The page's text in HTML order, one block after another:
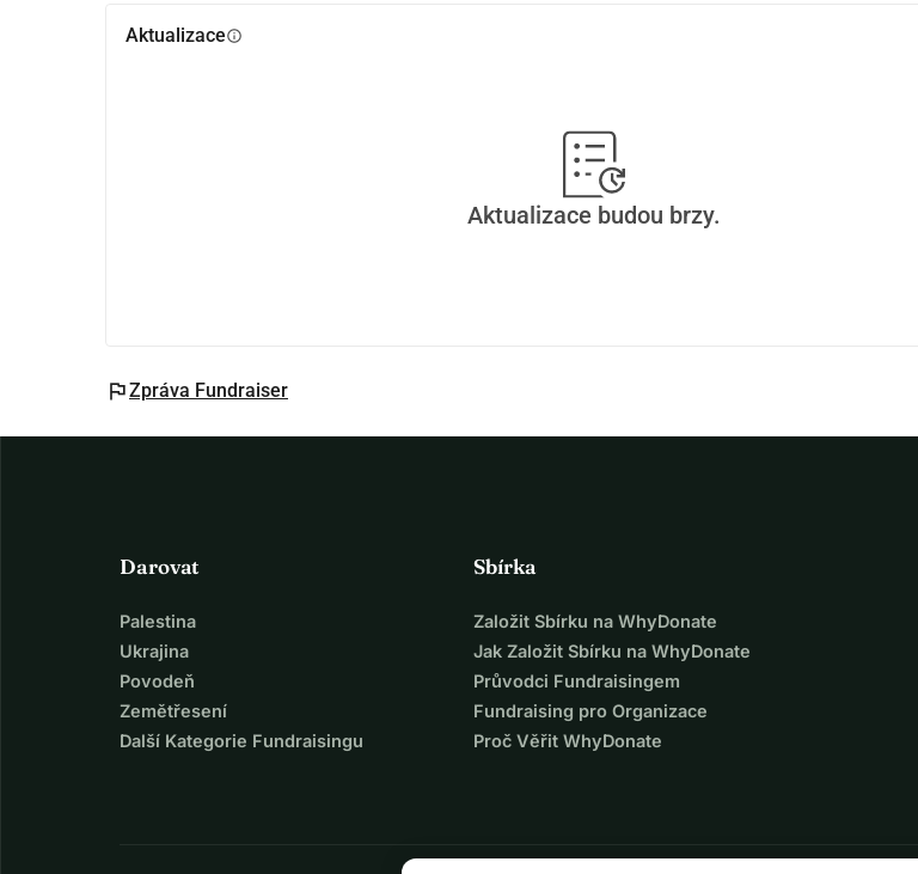
Aktualizaceinfo
Aktualizace budou brzy.
flagZpráva Fundraiser
Darovat
Palestina
Ukrajina
Povodeň
Zemětřesení
Další Kategorie Fundraisingu
Sbírka
Založit Sbírku na WhyDonate
Jak Založit Sbírku na WhyDonate
Průvodci Fundraisingem
Fundraising pro Organizace
Proč Věřit WhyDonate